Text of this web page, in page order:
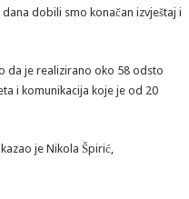
dobili smo konačan izvještaj i
da je realizirano oko 58 odsto
i komunikacija koje je od 20
je Nikola Špirić,